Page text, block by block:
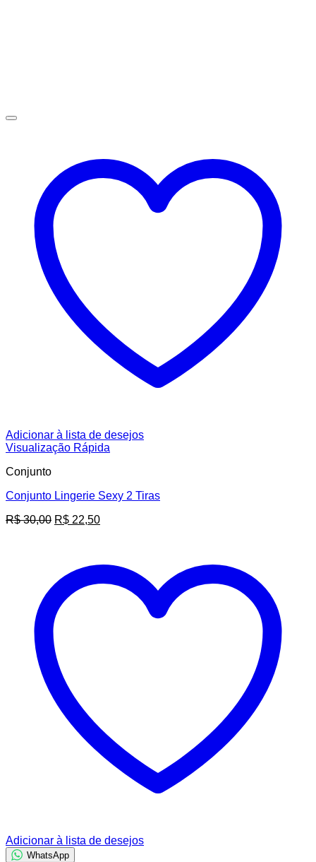
Adicionar à lista de desejos
Visualização Rápida
Conjunto
Conjunto Lingerie Sexy 2 Tiras
R$30,00 O
R$ 30,00.
R$ 22,50O
R$ 22,50.
Adicionar à lista de desejos
WhatsApp